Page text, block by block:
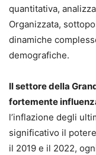
quantitativa,
Organizzata,
dinamiche
demografiche.
Il settore della
fortemente
l’inflazione degli
significativo il
il 2019 e il 2022,